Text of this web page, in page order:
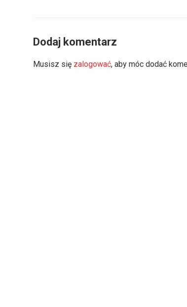
Dodaj komentarz
Musisz się zalogować, aby móc dodać